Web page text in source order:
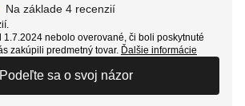
Na základe 4 recenzií
1.7.2024 nebolo overované, či boli poskytnuté
zakúpili predmetný tovar. Ďalšie informácie
Podeľte sa o svoj názor